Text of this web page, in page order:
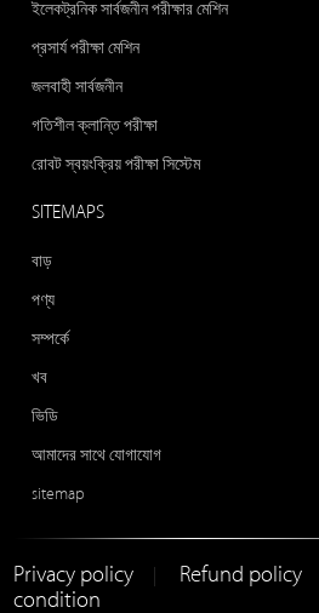
ইলেকট্রনিক সার্বজনীন পরীক্ষার মেশিন
প্রসার্য পরীক্ষা মেশিন
জলবাহী সার্বজনীন
গতিশীল ক্লান্তি পরীক্ষা
রোবট স্বয়ংক্রিয় পরীক্ষা সিস্টেম
SITEMAPS
বাড়
পণ্য
সম্পর্কে
খব
ভিডি
আমাদের সাথে যোগাযোগ
sitemap
Privacy policy Refund policy
condition